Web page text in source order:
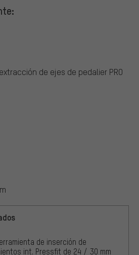
de ejes de pedalier PRO
de inserción de
int. Pressfit de 24 / 30 mm